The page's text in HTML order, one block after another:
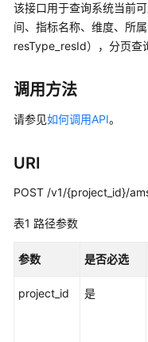
品
介
绍
计
说
速
门
用
指
该接口用于查询系统当前
间、指标名称、维度、所
resType_resId），分页查
调用方法
请参见如何调用API。
URI
POST /v1/{project_id}/
表1 路径参数
参数 是否必选
project_id 是